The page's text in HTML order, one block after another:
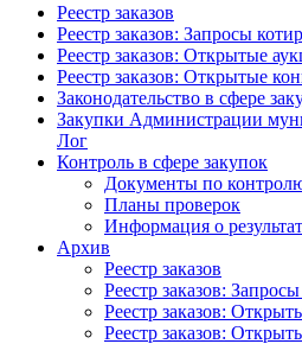
Реестр заказов
Реестр заказов: Запросы
Реестр заказов: Открытые
Реестр заказов: Открытые
Законодательство в сфере
Закупки Администрации
Лог
Контроль в сфере закупок
Документы по
Планы проверок
Информация о
Архив
Реестр заказов
Реестр заказов:
Реестр заказов:
Реестр заказов: